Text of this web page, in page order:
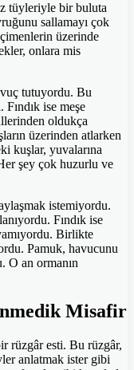
tüyleriyle bir buluta
sallamayı çok
üzerinde
onlara mis
tutuyordu. Bu
ise meşe
oldukça
üzerinden atlarken
kuşlar, yuvalarına
şey çok huzurlu ve
istemiyordu.
Fındık ise
Birlikte
Pamuk, havucunu
O an ormanın
Misafir
rüzgâr esti. Bu rüzgâr,
anlatmak ister gibi